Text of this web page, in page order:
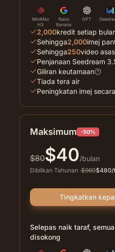
MiniMax
H3
Nano
Banana
GPT
2,000kredit setiap
Sehingga2,000imej
Sehingga250video asas
Penjanaan Seedream
Giliran keutamaan
Tiada tera air
Peningkatan imej
Maksimum -50%
$80$40/bulan
Dibilkan Tahunan ·$960$480/
Tingkatkan
Selepas naik taraf,
disokong